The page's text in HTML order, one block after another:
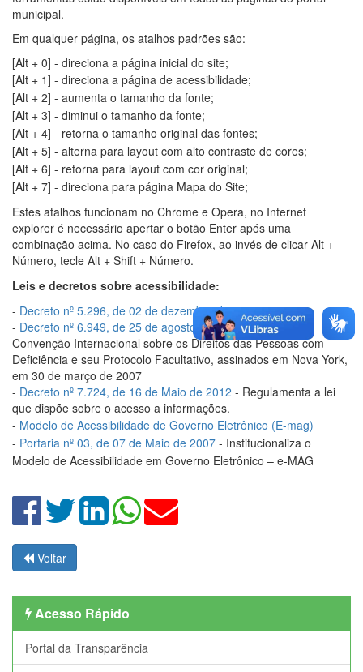
municipal.
Em qualquer página, os atalhos padrões são:
[Alt + 0] - direciona a página inicial do site;
[Alt + 1] - direciona a página de acessibilidade;
[Alt + 2] - aumenta o tamanho da fonte;
[Alt + 3] - diminui o tamanho da fonte;
[Alt + 4] - retorna o tamanho original das fontes;
[Alt + 5] - alterna para layout com alto contraste de cores;
[Alt + 6] - retorna para layout com cor original;
[Alt + 7] - direciona para página Mapa do Site;
Estes atalhos funcionam no Chrome e Opera, no Internet
explorer é necessário apertar o botão Enter após uma
combinação acima. No caso do Firefox, ao invés de clicar Alt +
Número, tecle Alt + Shift + Número.
Leis e decretos sobre acessibilidade:
- Decreto nº 5.296, de 02 de dezembro de 2004
- Decreto nº 6.949, de 25 de agosto de 2009- Promulga a
Convenção Internacional sobre os Direitos das Pessoas com
Deficiência e seu Protocolo Facultativo, assinados em Nova York,
em 30 de março de 2007
- Decreto nº 7.724, de 16 de Maio de 2012 - Regulamenta a lei
que dispõe sobre o acesso a informações.
- Modelo de Acessibilidade de Governo Eletrônico (E-mag)
- Portaria nº 03, de 07 de Maio de 2007 - Institucionaliza o
Modelo de Acessibilidade em Governo Eletrônico – e-MAG
Voltar
Acesso Rápido
Portal da Transparência